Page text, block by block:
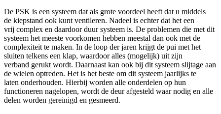
De PSK is een systeem dat als grote voordeel heeft dat u middels
de kiepstand ook kunt ventileren. Nadeel is echter dat het een
vrij complex en daardoor duur systeem is. De problemen die met dit
systeem het meeste voorkomen hebben meestal dan ook met de
complexiteit te maken. In de loop der jaren krijgt de pui met het
sluiten telkens een klap, waardoor alles (mogelijk) uit zijn
verband gerukt wordt. Daarnaast kan ook bij dit systeem slijtage aan
de wielen optreden. Het is het beste om dit systeem jaarlijks te
laten onderhouden. Hierbij worden alle onderdelen op hun
functioneren nagelopen, wordt de deur afgesteld waar nodig en alle
delen worden gereinigd en gesmeerd.